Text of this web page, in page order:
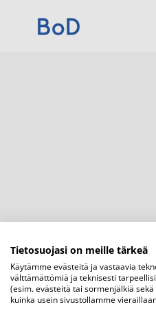
Tietosuojasi on meille tärkeä
Käytämme evästeitä ja vastaavia
välttämättömiä ja teknisesti
(esim. evästeitä tai sormenjälkiä
kuinka usein sivustollamme